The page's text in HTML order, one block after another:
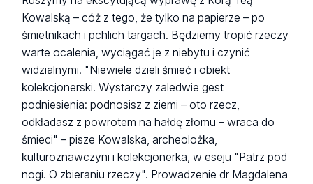
Kowalską – cóż z tego, że tylko na papierze – po
śmietnikach i pchlich targach. Będziemy tropić rzeczy
warte ocalenia, wyciągać je z niebytu i czynić
widzialnymi. "Niewiele dzieli śmieć i obiekt
kolekcjonerski. Wystarczy zaledwie gest
podniesienia: podnosisz z ziemi – oto rzecz,
odkładasz z powrotem na hałdę złomu – wraca do
śmieci" – pisze Kowalska, archeolożka,
kulturoznawczyni i kolekcjonerka, w eseju "Patrz pod
nogi. O zbieraniu rzeczy". Prowadzenie dr Magdalena